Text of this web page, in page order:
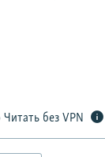
Читать без VPN